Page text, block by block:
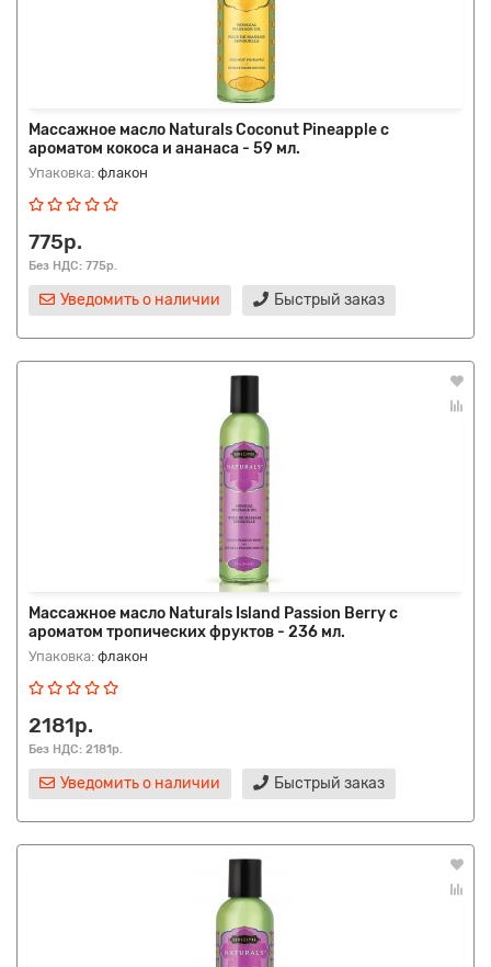
Массажное масло Naturals Coconut Pineapple с
ароматом кокоса и ананаса - 59 мл.
Упаковка: флакон
775р.
Без НДС: 775р.
Уведомить о наличии Быстрый заказ
Массажное масло Naturals Island Passion Berry с
ароматом тропических фруктов - 236 мл.
Упаковка: флакон
2181р.
Без НДС: 2181р.
Уведомить о наличии Быстрый заказ